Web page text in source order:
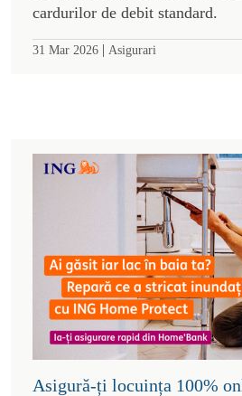
cardurilor de debit standard.
31 Mar 2026 | Asigurari
Asigură-ți locuința 100%